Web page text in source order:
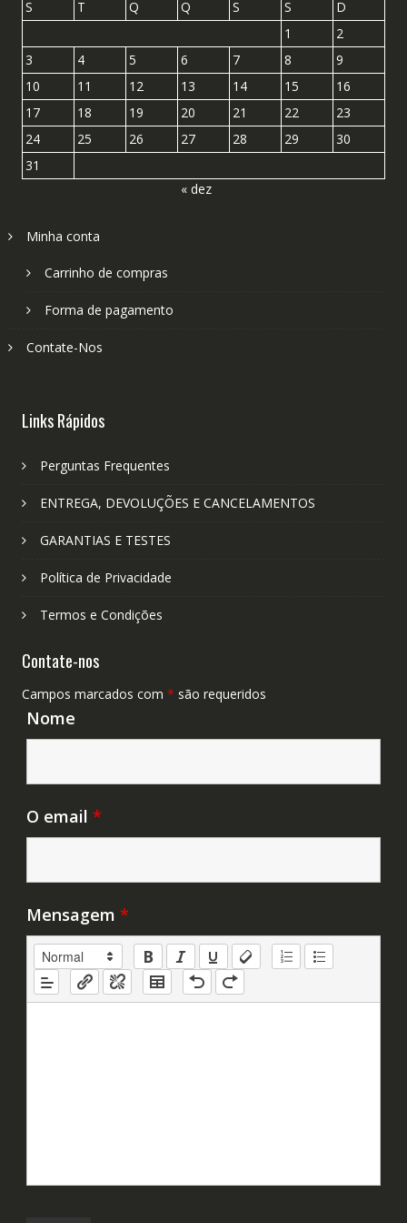
S T Q Q S S
D
1
2
3
4 5 6 7 8
9
10
11 12 13 14 15
16
17
18 19 20 21 22
23
24
25 26 27 28 29
30
31
« dez
Minha conta
Carrinho de compras
Forma de pagamento
Contate-Nos
Links Rápidos
Perguntas Frequentes
ENTREGA, DEVOLUÇÕES E CANCELAMENTOS
GARANTIAS E TESTES
Política de Privacidade
Termos e Condições
Contate-nos
Campos marcados com * são requeridos
Nome
O email *
Mensagem *